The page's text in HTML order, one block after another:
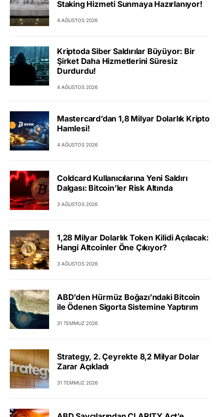
Staking Hizmeti Sunmaya Hazırlanıyor!
4 AĞUSTOS 2026
Kriptoda Siber Saldırılar Büyüyor: Bir
Şirket Daha Hizmetlerini Süresiz
Durdurdu!
4 AĞUSTOS 2026
Mastercard’dan 1,8 Milyar Dolarlık Kripto
Hamlesi!
4 AĞUSTOS 2026
Coldcard Kullanıcılarına Yeni Saldırı
Dalgası: Bitcoin’ler Risk Altında
3 AĞUSTOS 2026
1,28 Milyar Dolarlık Token Kilidi Açılacak:
Hangi Altcoinler Öne Çıkıyor?
3 AĞUSTOS 2026
ABD’den Hürmüz Boğazı’ndaki Bitcoin
ile Ödenen Sigorta Sistemine Yaptırım
31 TEMMUZ 2026
Strategy, 2. Çeyrekte 8,2 Milyar Dolar
Zarar Açıkladı
31 TEMMUZ 2026